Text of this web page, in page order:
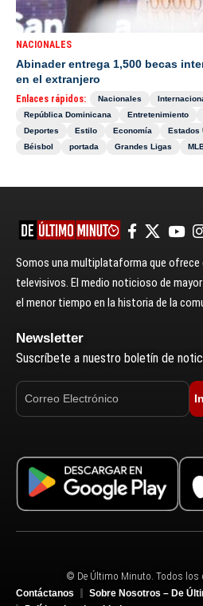
NACIONALES
Abinader entrega 1,500 becas
en el extranjero
Enlaces rápidos: Nacionales
República Dominicana
Entretenimiento
Deportes
Estilo Economía Estados
Béisbol
portada Grandes Ligas
Somos una multiplataforma que
televisivos. El medio noticioso de
el menor tiempo en la historia de la
Newsletter
Suscríbete a nuestro boletín de
© De Último Minuto. Todos los
Contáctanos
Sobre Nosotros – De